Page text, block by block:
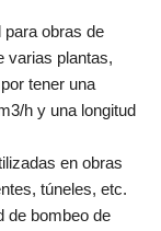
para obras de
varias plantas,
tener una
h y una longitud
en obras
túneles, etc.
de bombeo de